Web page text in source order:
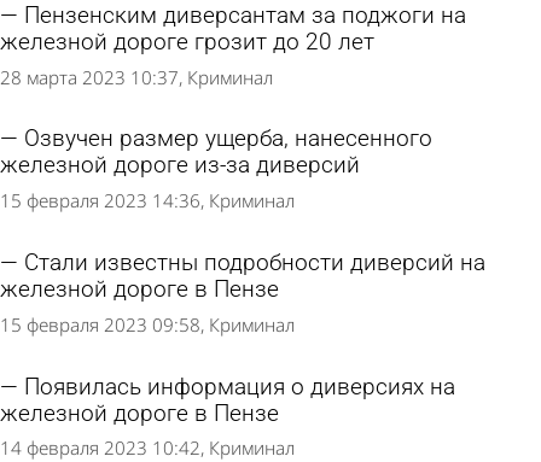
Пензенским диверсантам за поджоги на
железной дороге грозит до 20 лет
28 марта 2023 10:37 Криминал
Озвучен размер ущерба, нанесенного
железной дороге из-за диверсий
15 февраля 2023 14:36 Криминал
Стали известны подробности диверсий на
железной дороге в Пензе
15 февраля 2023 09:58 Криминал
Появилась информация о диверсиях на
железной дороге в Пензе
14 февраля 2023 10:42 Криминал